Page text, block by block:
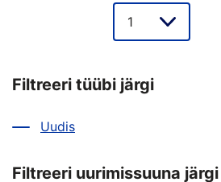
valik
Filtreeri tüübi järgi
Uudis
Filtreeri uurimissuuna järgi